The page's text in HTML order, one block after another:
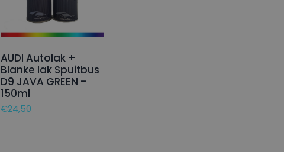
AUDI Autolak +
Blanke lak Spuitbus
D9 JAVA GREEN –
150ml
€24,50